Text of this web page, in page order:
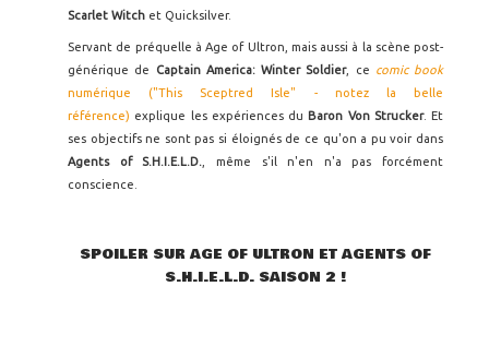
Scarlet Witch et Quicksilver.
Servant de préquelle à Age of Ultron, mais aussi à la scène post-
générique de
Captain America: Winter Soldier, ce comic book
numérique ("This Sceptred Isle" - notez la belle
référence) explique les expériences du Baron Von Strucker. Et
ses objectifs ne sont pas si éloignés de ce qu'on a pu voir dans
Agents of S.H.I.E.L.D.
, même s'il n'en n'a pas forcément
conscience.
SPOILER SUR AGE OF ULTRON ET AGENTS OF
S.H.I.E.L.D. SAISON 2 !